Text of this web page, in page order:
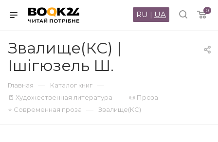
0
RU | UA
Звалище(КС) |
Ішігюзель Ш.
Главная — Каталог книг —
📒 Художественная литература — 📜 Проза —
⭐ Современная проза — Звалище(КС)